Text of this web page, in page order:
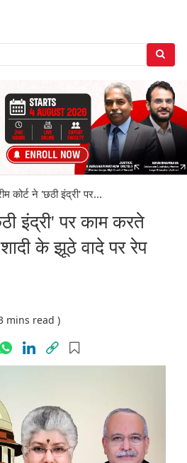
कोर्ट ने 'छठी इंद्री' पर...
इंद्री' पर काम करते
के झूठे वादे पर रेप
mins read )